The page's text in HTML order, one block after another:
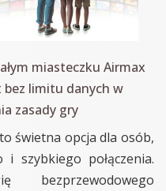
miasteczku Airmax
limitu danych w
zasady gry
świetna opcja dla osób,
szybkiego połączenia.
bezprzewodowego